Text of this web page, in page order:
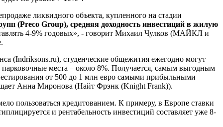
ликвидного объекта, купленного на стадии
(Preco Group), средняя доходность инвестиций в жилую
4-9% годовых», - говорит Михаил Чулков (МАЙКЛ и
(Indriksons.ru), студенческие общежития ежегодно могут
места – около 8%. Получается, самым выгодным
от 500 до 1 млн евро самыми прибыльными
Анна Миронова (Найт Фрэнк (Knight Frank)).
пользоваться кредитованием. К примеру, в Европе ставки
и рентабельность инвестиций составляет уже 8-